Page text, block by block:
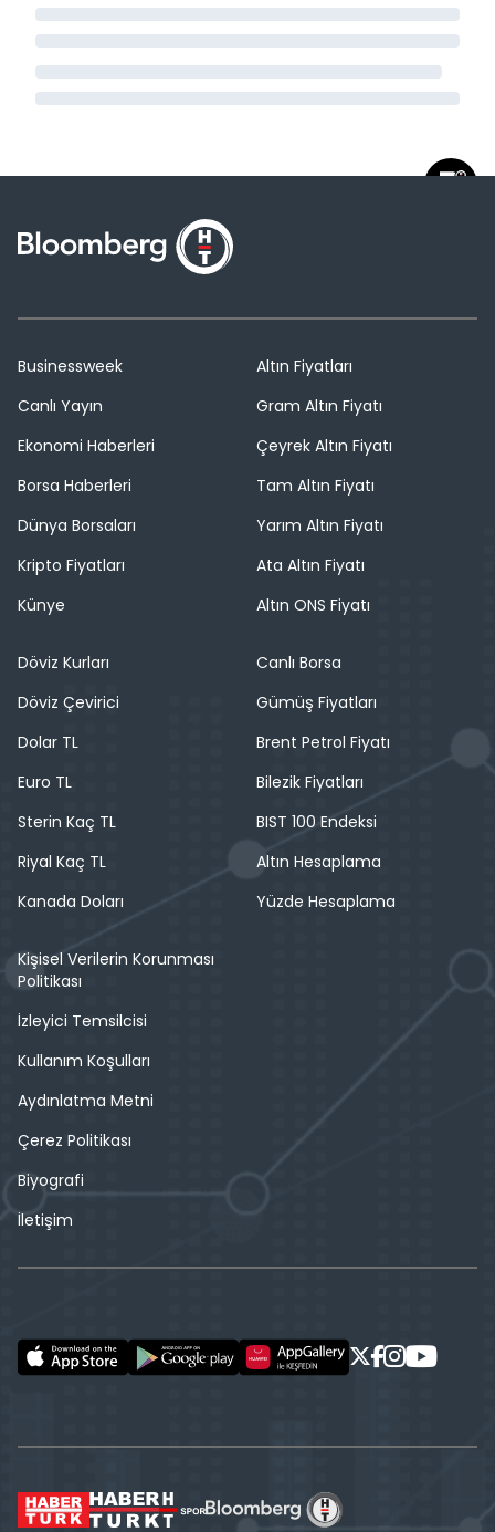
Businessweek
Canlı Yayın
Ekonomi Haberleri
Borsa Haberleri
Dünya Borsaları
Kripto Fiyatları
Künye
Altın Fiyatları
Gram Altın Fiyatı
Çeyrek Altın Fiyatı
Tam Altın Fiyatı
Yarım Altın Fiyatı
Ata Altın Fiyatı
Altın ONS Fiyatı
Döviz Kurları
Döviz Çevirici
Dolar TL
Euro TL
Sterin Kaç TL
Riyal Kaç TL
Kanada Doları
Canlı Borsa
Gümüş Fiyatları
Brent Petrol Fiyatı
Bilezik Fiyatları
BIST 100 Endeksi
Altın Hesaplama
Yüzde Hesaplama
Kişisel Verilerin Korunması
Politikası
İzleyici Temsilcisi
Kullanım Koşulları
Aydınlatma Metni
Çerez Politikası
Biyografi
İletişim